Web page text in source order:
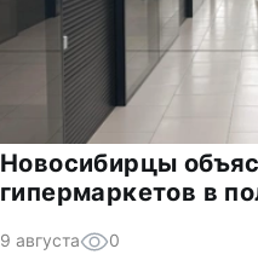
Новосибирцы
гипермаркетов в
9 августа 0